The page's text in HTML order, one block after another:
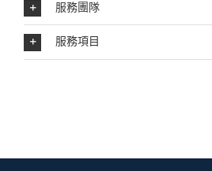
服務團隊
服務項目